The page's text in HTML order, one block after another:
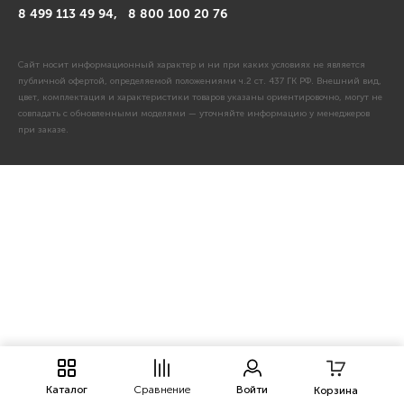
Каталог Сравнение Войти Корзина
8 499 113 49 94, 8 800 100 20 76
Сайт носит информационный характер и ни при каких условиях не является
публичной офертой, определяемой положениями ч.2 ст. 437 ГК РФ. Внешний вид,
цвет, комплектация и характеристики товаров указаны ориентировочно, могут не
совпадать с обновленными моделями — уточняйте информацию у менеджеров
при заказе.